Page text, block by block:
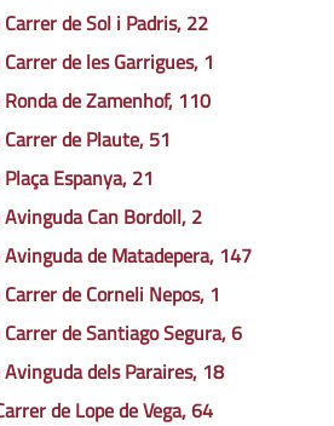
de Sol i Padris, 22
de les Garrigues, 1
de Zamenhof, 110
de Plaute, 51
Espanya, 21
Can Bordoll, 2
de Matadepera, 147
de Corneli Nepos, 1
de Santiago Segura, 6
dels Paraires, 18
de Lope de Vega, 64